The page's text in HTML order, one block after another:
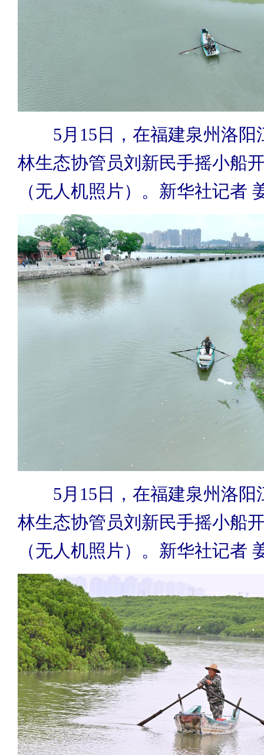
5月15日，在福建泉州洛阳
林生态协管员刘新民手摇小船
（无人机照片）。新华社记者
5月15日，在福建泉州洛阳
林生态协管员刘新民手摇小船
（无人机照片）。新华社记者